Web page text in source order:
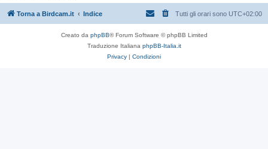
Torna a Birdcam.it Indice Tutti gli orari sono UTC+02:00
Creato da phpBB® Forum Software © phpBB Limited
Traduzione Italiana phpBB-Italia.it
Privacy
Condizioni